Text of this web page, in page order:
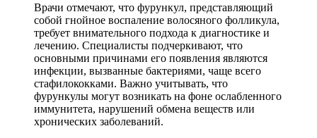
Врачи отмечают, что фурункул, представляющий
собой гнойное воспаление волосяного фолликула,
требует внимательного подхода к диагностике и
лечению. Специалисты подчеркивают, что
основными причинами его появления являются
инфекции, вызванные бактериями, чаще всего
стафилококками. Важно учитывать, что
фурункулы могут возникать на фоне ослабленного
иммунитета, нарушений обмена веществ или
хронических заболеваний.